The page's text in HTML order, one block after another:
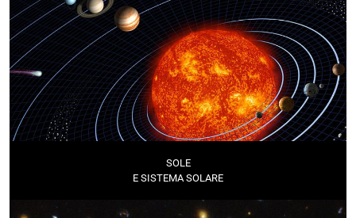
SOLE
E SISTEMA SOLARE